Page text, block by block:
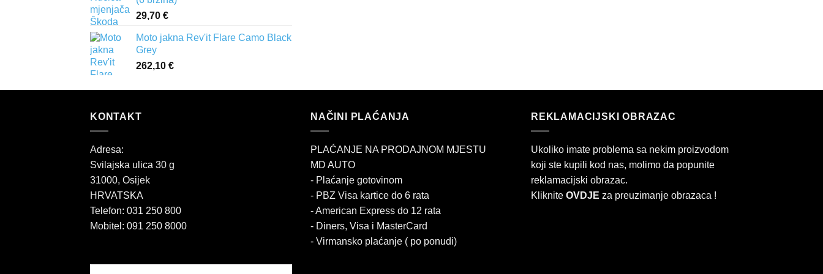
29,70 €
Moto jakna Rev'it Flare Camo Black
Grey
262,10 €
KONTAKT
Adresa:
Svilajska ulica 30 g
31000, Osijek
HRVATSKA
Telefon: 031 250 800
Mobitel: 091 250 8000
NAČINI PLAĆANJA
PLAĆANJE NA PRODAJNOM MJESTU
MD AUTO
- Plaćanje gotovinom
- PBZ Visa kartice do 6 rata
- American Express do 12 rata
- Diners, Visa i MasterCard
- Virmansko plaćanje ( po ponudi)
REKLAMACIJSKI OBRAZAC
Ukoliko imate problema sa nekim proizvodom
koji ste kupili kod nas, molimo da popunite
reklamacijski obrazac.
Kliknite OVDJE za preuzimanje obrazaca !